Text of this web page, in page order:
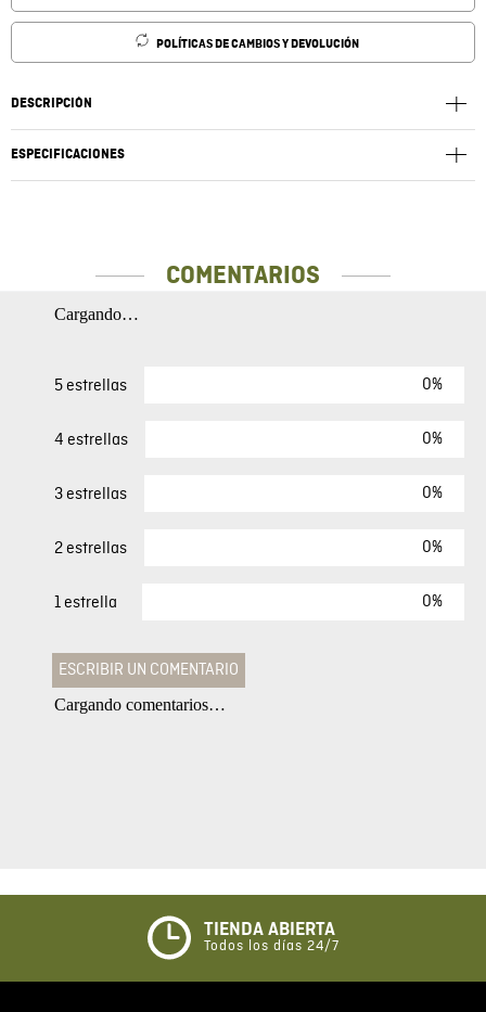
POLÍTICAS DE CAMBIOS Y DEVOLUCIÓN
DESCRIPCIÓN
ESPECIFICACIONES
COMENTARIOS
Cargando…
5 estrellas 0%
4 estrellas 0%
3 estrellas 0%
2 estrellas 0%
1 estrella 0%
ESCRIBIR UN COMENTARIO
Califique el producto de 1 a 5 estrellas
★☆ ☆
Su nombre
Cargando comentarios…
TIENDA ABIERTA
Todos los días 24/7